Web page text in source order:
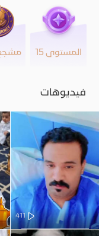
المستوى 15
فيديوهات
411